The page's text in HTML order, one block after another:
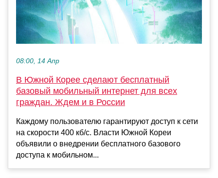
08:00, 14 Апр
В Южной Корее сделают бесплатный
базовый мобильный интернет для всех
граждан. Ждем и в России
Каждому пользователю гарантируют доступ к сети
на скорости 400 кб/с. Власти Южной Кореи
объявили о внедрении бесплатного базового
доступа к мобильном...